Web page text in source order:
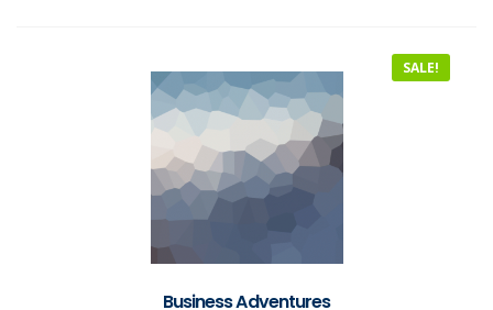
SALE!
Business Adventures